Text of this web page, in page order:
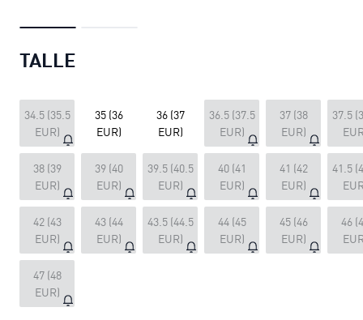
TALLE
34.5 (35.5
EUR)
35 (36
EUR)
36 (37
EUR)
36.5 (37.5
EUR)
37 (38
EUR)
37.5
38 (39
EUR)
39 (40
EUR)
39.5 (40.5
EUR)
40 (41
EUR)
41 (42
EUR)
41.5
42 (43
EUR)
43 (44
EUR)
43.5 (44.5
EUR)
44 (45
EUR)
45 (46
EUR)
46
47 (48
EUR)